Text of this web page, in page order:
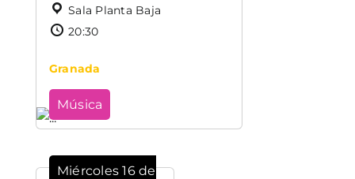
Sala Planta Baja
20:30
Granada
Música
Miércoles 16 de